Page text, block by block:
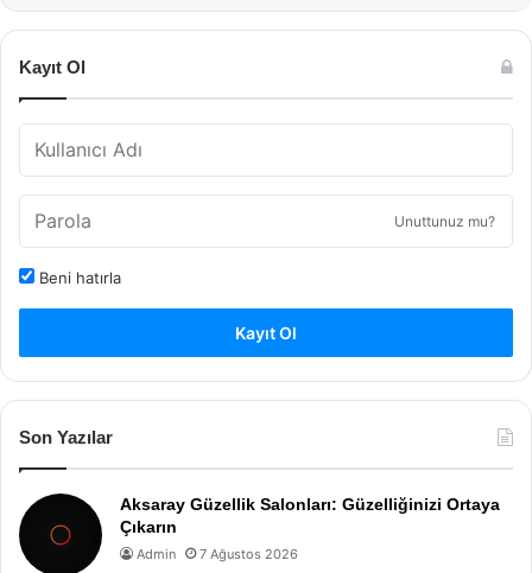
Kayıt Ol
Unuttunuz mu?
Beni hatırla
Kayıt Ol
Son Yazılar
Aksaray Güzellik Salonları: Güzelliğinizi Ortaya
Çıkarın
Admin 7 Ağustos 2026